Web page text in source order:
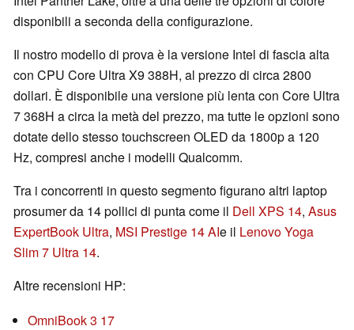
disponibili a seconda della configurazione.
Il nostro modello di prova è la versione Intel di fascia alta
con CPU Core Ultra X9 388H, al prezzo di circa 2800
dollari. È disponibile una versione più lenta con Core Ultra
7 368H a circa la metà del prezzo, ma tutte le opzioni sono
dotate dello stesso touchscreen OLED da 1800p a 120
Hz, compresi anche i modelli Qualcomm.
Tra i concorrenti in questo segmento figurano altri laptop
prosumer da 14 pollici di punta come il Dell XPS 14, Asus
ExpertBook Ultra, MSI Prestige 14 AIe il Lenovo Yoga
Slim 7 Ultra 14.
Altre recensioni HP:
OmniBook 3 17